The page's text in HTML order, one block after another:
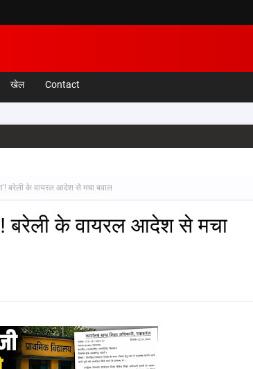
खेल Contact
बरेली के वायरल आदेश से मचा बवाल
बरेली के वायरल आदेश से मचा